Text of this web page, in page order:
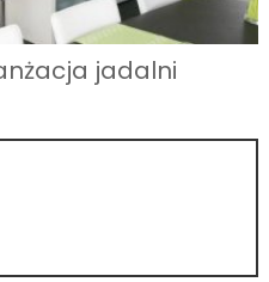
jadalni